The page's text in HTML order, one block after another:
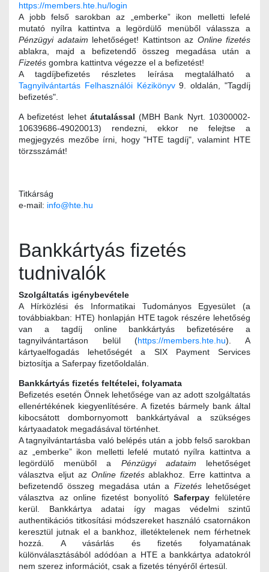
https://members.hte.hu/login
A jobb felső sarokban az „emberke” ikon melletti lefelé
mutató nyílra kattintva a legördülő menüből válassza a
Pénzügyi adataim lehetőséget! Kattintson az Online fizetés
ablakra, majd a befizetendő összeg megadása után a
Fizetés gombra kattintva végezze el a befizetést!
A tagdíjbefizetés részletes leírása megtalálható a
Tagnyilvántartás Felhasználói Kézikönyv9. oldalán, "Tagdíj
befizetés".
A befizetést lehet átutalással(MBH Bank Nyrt. 10300002-
10639686-49020013) rendezni, ekkor ne felejtse a
megjegyzés mezőbe írni, hogy "HTE tagdíj", valamint HTE
törzsszámát!
Titkárság
e-mail: info@hte.hu
Bankkártyás fizetés
tudnivalók
Szolgáltatás igénybevétele
A Hírközlési és Informatikai Tudományos Egyesület (a
továbbiakban: HTE) honlapján HTE tagok részére lehetőség
van a tagdíj online bankkártyás befizetésére a
tagnyilvántartáson belül (https://members.hte.hu). A
kártyaelfogadás lehetőségét a SIX Payment Services
biztosítja a Saferpay fizetőoldalán.
Bankkártyás fizetés feltételei, folyamata
Befizetés esetén Önnek lehetősége van az adott szolgáltatás
ellenértékének kiegyenlítésére. A fizetés bármely bank által
kibocsátott dombornyomott bankkártyával a szükséges
kártyaadatok megadásával történhet.
A tagnyilvántartásba való belépés után a jobb felső sarokban
az „emberke” ikon melletti lefelé mutató nyílra kattintva a
legördülő menüből a Pénzügyi adataim lehetőséget
választva eljut az Online fizetésablakhoz. Erre kattintva a
befizetendő összeg megadása után a Fizetéslehetőséget
választva az online fizetést bonyolítóSaferpay felületére
kerül. Bankkártya adatai így magas védelmi szintű
authentikációs titkosítási módszereket használó csatornákon
keresztül jutnak el a bankhoz, illetéktelenek nem férhetnek
hozzá. A vásárlás és fizetés folyamatának
különválasztásából adódóan a HTE a bankkártya adatokról
nem szerez információt, csak a fizetés tényéről értesül.